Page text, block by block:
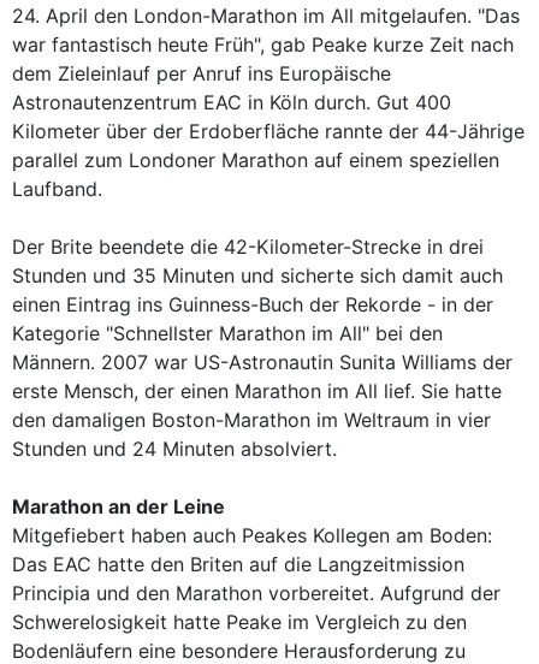
24. April den London-Marathon im All mitgelaufen. "Das
war fantastisch heute Früh", gab Peake kurze Zeit nach
dem Zieleinlauf per Anruf ins Europäische
Astronautenzentrum EAC in Köln durch. Gut 400
Kilometer über der Erdoberfläche rannte der 44-Jährige
parallel zum Londoner Marathon auf einem speziellen
Laufband.
Der Brite beendete die 42-Kilometer-Strecke in drei
Stunden und 35 Minuten und sicherte sich damit auch
einen Eintrag ins Guinness-Buch der Rekorde - in der
Kategorie "Schnellster Marathon im All" bei den
Männern. 2007 war US-Astronautin Sunita Williams der
erste Mensch, der einen Marathon im All lief. Sie hatte
den damaligen Boston-Marathon im Weltraum in vier
Stunden und 24 Minuten absolviert.
Marathon an der Leine
Mitgefiebert haben auch Peakes Kollegen am Boden:
Das EAC hatte den Briten auf die Langzeitmission
Principia und den Marathon vorbereitet. Aufgrund der
Schwerelosigkeit hatte Peake im Vergleich zu den
Bodenläufern eine besondere Herausforderung zu